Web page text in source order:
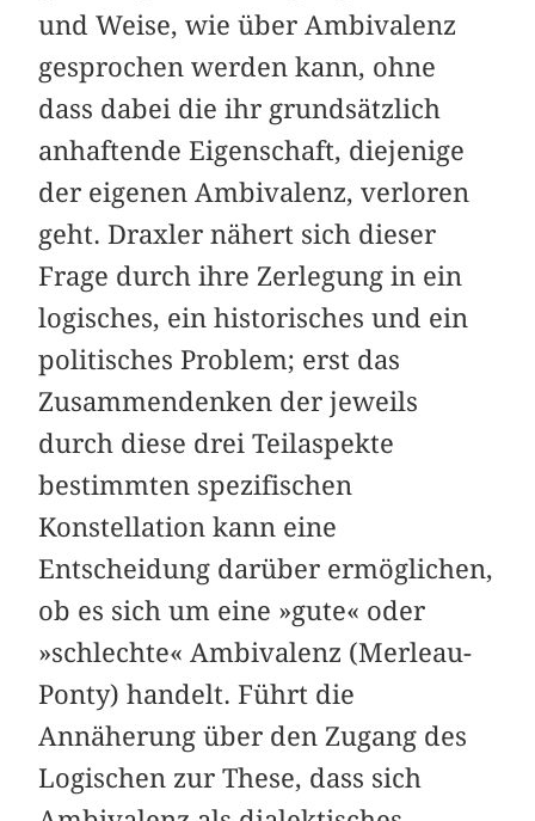
und Weise, wie über Ambivalenz
gesprochen werden kann, ohne
dass dabei die ihr grundsätzlich
anhaftende Eigenschaft, diejenige
der eigenen Ambivalenz, verloren
geht. Draxler nähert sich dieser
Frage durch ihre Zerlegung in ein
logisches, ein historisches und ein
politisches Problem; erst das
Zusammendenken der jeweils
durch diese drei Teilaspekte
bestimmten spezifischen
Konstellation kann eine
Entscheidung darüber ermöglichen,
ob es sich um eine »gute« oder
»schlechte« Ambivalenz (Merleau-
Ponty) handelt. Führt die
Annäherung über den Zugang des
Logischen zur These, dass sich